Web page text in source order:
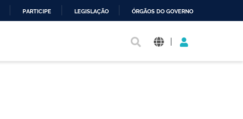
PARTICIPE LEGISLAÇÃO ÓRGÃOS DO GOVERNO
|